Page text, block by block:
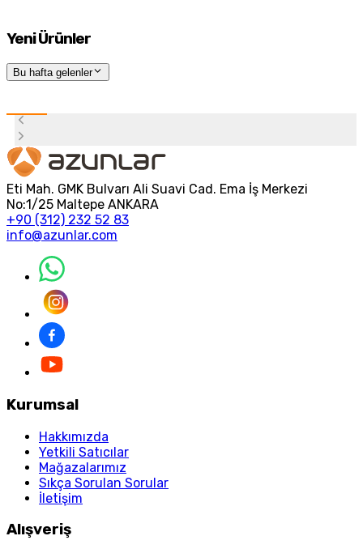
Yeni Ürünler
Bu hafta gelenler
Eti Mah. GMK Bulvarı Ali Suavi Cad. Ema İş Merkezi
No:1/25 Maltepe ANKARA
+90 (312) 232 52 83
info@azunlar.com
Kurumsal
Hakkımızda
Yetkili Satıcılar
Mağazalarımız
Sıkça Sorulan Sorular
İletişim
Alışveriş